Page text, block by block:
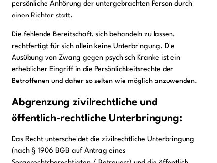
persönliche Anhörung der untergebrachten Person durch
einen Richter statt.
Die fehlende Bereitschaft, sich behandeln zu lassen,
rechtfertigt für sich allein keine Unterbringung. Die
Ausübung von Zwang gegen psychisch Kranke ist ein
erheblicher Eingriff in die Persönlichkeitsrechte der
Betroffenen und daher so selten wie möglich anzuwenden.
Abgrenzung zivilrechtliche und
öffentlich-rechtliche Unterbringung:
Das Recht unterscheidet die zivilrechtliche Unterbringung
(nach § 1906 BGB auf Antrag eines